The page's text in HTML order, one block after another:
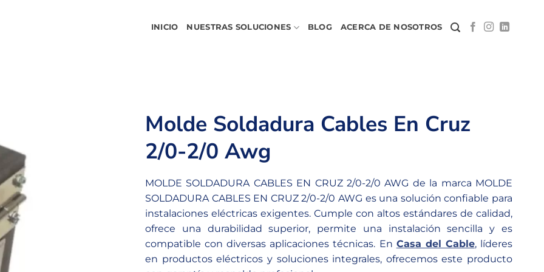
INICIO NUESTRAS SOLUCIONES BLOG ACERCA DE NOSOTROS
Molde Soldadura Cables En Cruz
2/0-2/0 Awg
MOLDE SOLDADURA CABLES EN CRUZ 2/0-2/0 AWG de la marca MOLDE
SOLDADURA CABLES EN CRUZ 2/0-2/0 AWG es una solución confiable para
instalaciones eléctricas exigentes. Cumple con altos estándares de calidad,
ofrece una durabilidad superior, permite una instalación sencilla y es
compatible con diversas aplicaciones técnicas. En Casa del Cable, líderes
en productos eléctricos y soluciones integrales, ofrecemos este producto